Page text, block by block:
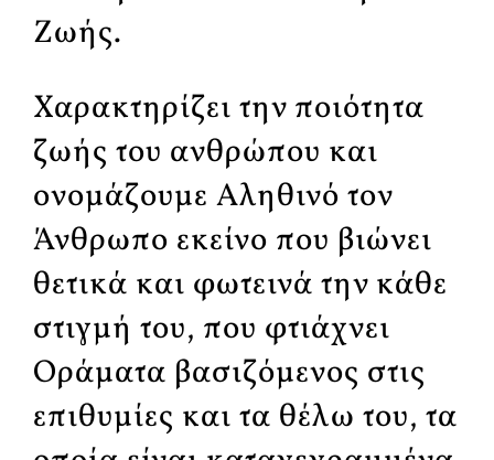
Ζωής.
Χαρακτηρίζει την ποιότητα
ζωής του ανθρώπου και
ονομάζουμε Αληθινό τον
Άνθρωπο εκείνο που βιώνει
θετικά και φωτεινά την κάθε
στιγμή του, που φτιάχνει
Οράματα βασιζόμενος στις
επιθυμίες και τα θέλω του, τα